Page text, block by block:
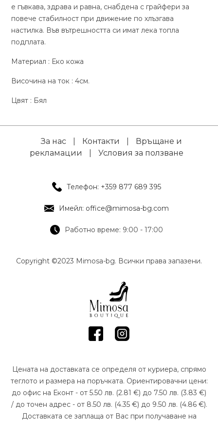
е гъвкава, здрава и равна, снабдена с грайфери за
повече стабилност при движение по хлъзгава
настилка. Във вътрешността си имат лека топла
подплата.
Материал : Еко кожа
Височина на ток : 4см.
Цвят : Бял
За нас Контакти
Връщане и
рекламации
Условия за ползване
Телефон: +359 877 689 395
Имейл: office@mimosa-bg.com
Работно време: 9:00 - 17:00
Copyright ©2023 Mimosa-bg. Всички права запазени.
Цената на доставката се определя от куриера, спрямо
теглото и размера на поръчката. Ориентировачни цени:
до офис на Еконт - от 5.50 лв. (2.81 €) до 7.50 лв. (3.83 €)
/ до точен адрес - от 8.50 лв. (4.35 €) до 9.50 лв. (4.86 €).
Доставката се заплаща от Вас при получаване на